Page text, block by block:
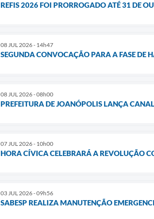
REFIS 2026 FOI PRORROGADO ATÉ 31 DE
08 JUL 2026 - 14h47
SEGUNDA CONVOCAÇÃO PARA A FASE DE
08 JUL 2026 - 08h00
PREFEITURA DE JOANÓPOLIS LANÇA
07 JUL 2026 - 10h00
HORA CÍVICA CELEBRARÁ A REVOLUÇÃO
03 JUL 2026 - 09h56
SABESP REALIZA MANUTENÇÃO